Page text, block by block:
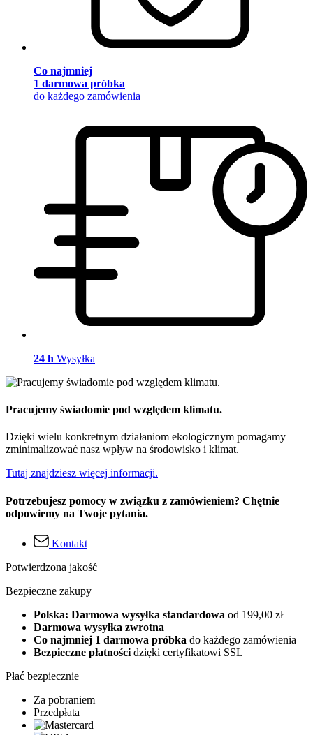
Co najmniej
1 darmowa próbka
do każdego zamówienia
24 h Wysyłka
Pracujemy świadomie pod względem klimatu.
Dzięki wielu konkretnym działaniom ekologicznym pomagamy
zminimalizować nasz wpływ na środowisko i klimat.
Tutaj znajdziesz więcej informacji.
Potrzebujesz pomocy w związku z zamówieniem? Chętnie
odpowiemy na Twoje pytania.
Kontakt
Potwierdzona jakość
Bezpieczne zakupy
Polska: Darmowa wysyłka standardowa od 199,00 zł
Darmowa wysyłka zwrotna
Co najmniej 1 darmowa próbka do każdego zamówienia
Bezpieczne płatności dzięki certyfikatowi SSL
Płać bezpiecznie
Za pobraniem
Przedpłata